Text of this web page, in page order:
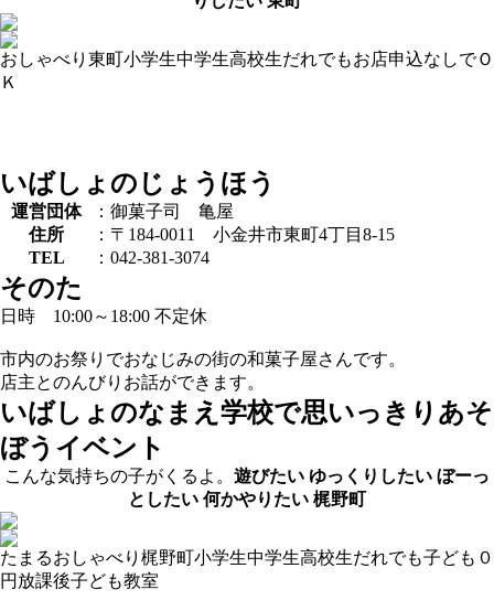
おしゃべり 東町小学生中学生高校生だれでもお店申込なしでＯ
Ｋ
いばしょのじょうほう
運営団体
：御菓子司 亀屋
住所
：〒184-0011 小金井市東町4丁目8-15
TEL
：042-381-3074
そのた
日時 10:00～18:00 不定休
市内のお祭りでおなじみの街の和菓子屋さんです。
店主とのんびりお話ができます。
いばしょのなまえ 学校で思いっきりあそ
ぼうイベント
こんな気持ちの子がくるよ。 遊びたい ゆっくりしたい ぼーっ
としたい 何かやりたい 梶野町
たまるおしゃべり 梶野町小学生中学生高校生だれでも子ども０
円 放課後子ども教室